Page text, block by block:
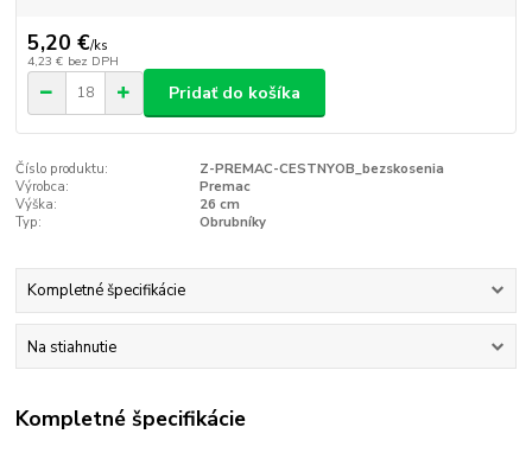
5,20 €/ks
4,23 € bez DPH
Pridať do košíka
Číslo produktu:
Z-PREMAC-CESTNYOB_bezskosenia
Výrobca:
Premac
Výška:
26 cm
Typ:
Obrubníky
Kompletné špecifikácie
Na stiahnutie
Kompletné špecifikácie